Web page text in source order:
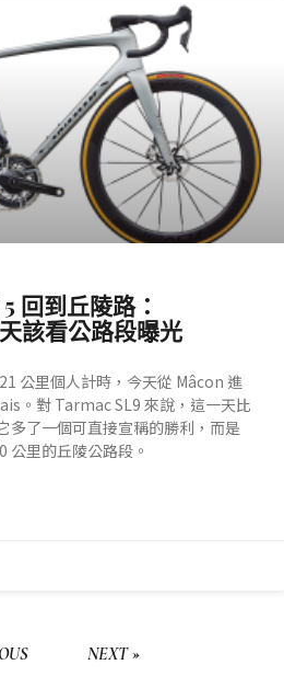
回到丘陵路：
該看公路段曝光
公里個人計時，今天從 Mâcon 進
。對 Tarmac SL9 來說，這一天比
多了一個可直接宣稱的勝利，而是
公里的丘陵公路段。
NEXT »